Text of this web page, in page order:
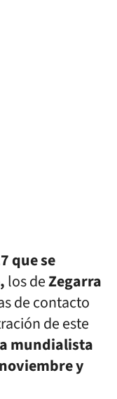
que se
los deZegarra
de contacto
de este
mundialista
y